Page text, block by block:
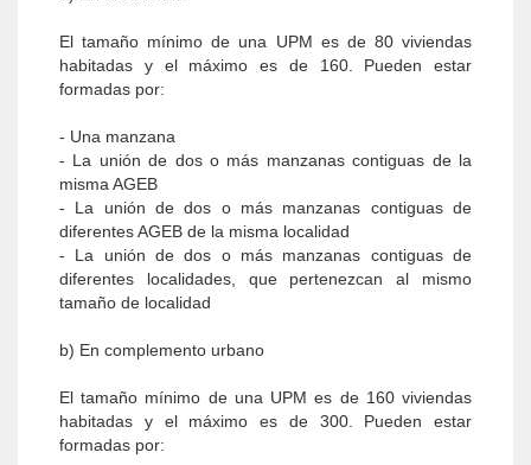
El tamaño mínimo de una UPM es de 80 viviendas
habitadas y el máximo es de 160. Pueden estar
formadas por:
- Una manzana
- La unión de dos o más manzanas contiguas de la
misma AGEB
- La unión de dos o más manzanas contiguas de
diferentes AGEB de la misma localidad
- La unión de dos o más manzanas contiguas de
diferentes localidades, que pertenezcan al mismo
tamaño de localidad
b) En complemento urbano
El tamaño mínimo de una UPM es de 160 viviendas
habitadas y el máximo es de 300. Pueden estar
formadas por: